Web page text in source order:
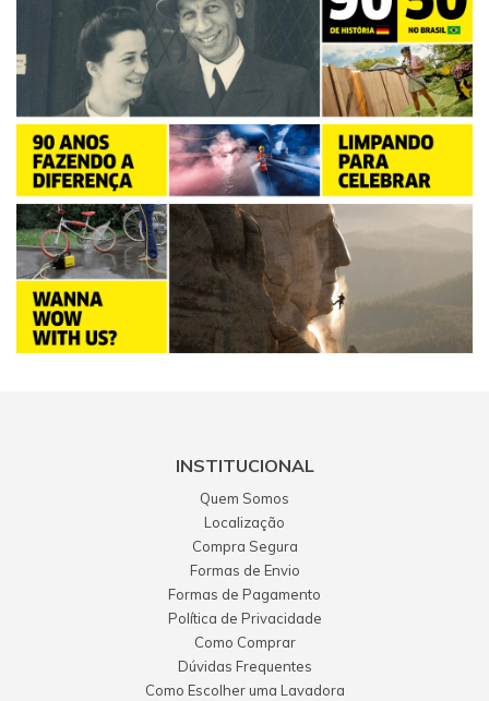
INSTITUCIONAL
Quem Somos
Localização
Compra Segura
Formas de Envio
Formas de Pagamento
Política de Privacidade
Como Comprar
Dúvidas Frequentes
Como Escolher uma Lavadora